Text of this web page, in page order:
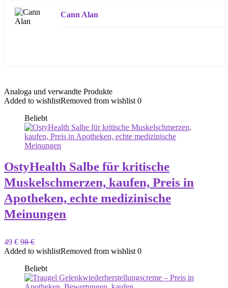
Cann Alan
Analoga und verwandte Produkte
Added to wishlistRemoved from wishlist 0
Beliebt
OstyHealth Salbe für kritische
Muskelschmerzen, kaufen, Preis in
Apotheken, echte medizinische
Meinungen
49 € 98 €
Added to wishlistRemoved from wishlist 0
Beliebt